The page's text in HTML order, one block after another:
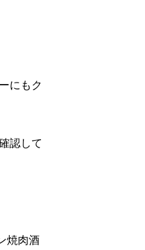
にもク
認して
焼肉酒